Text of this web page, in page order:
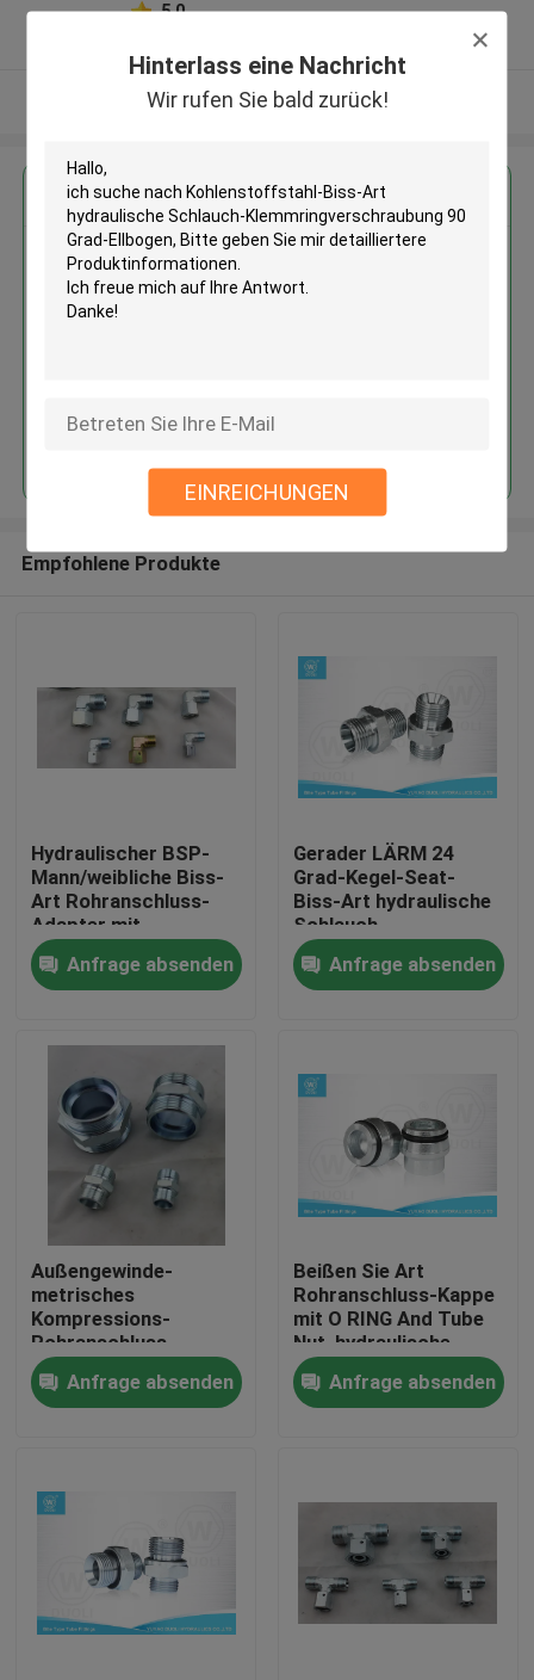
Hinterlass eine Nachricht
Wir rufen Sie bald zurück!
EINREICHUNGEN
Haus
Über uns
Fabrik-Ausflug
Qualitätskontrolle
Treten Sie mit uns in Verbindung
Fälle
Hydraulische Schlauch-Endpassstücke
5.0
Sehen Sie mehr an
Erhalten Sie den besten Preis für
Kohlenstoffstahl-Biss-Art
hydraulische Schlauch-
Empfohlene Produkte
Hydraulischer BSP-
Mann/weibliche Biss-
Art Rohranschluss-
Adapter mit
sichernder Dichtung
Anfrage absenden
Gerader LÄRM 24
Grad-Kegel-Seat-
Biss-Art hydraulische
Schlauch-
Verbindungsstück-
Installationen
Anfrage absenden
Außengewinde-
metrisches
Kompressions-
Rohranschluss-
Verbindungsstück L
Reihe Eaton 1C 24
Grad
Anfrage absenden
Beißen Sie Art
Rohranschluss-Kappe
mit O RING And Tube
Nut, hydraulische
Hochdruckinstallationen
Anfrage absenden